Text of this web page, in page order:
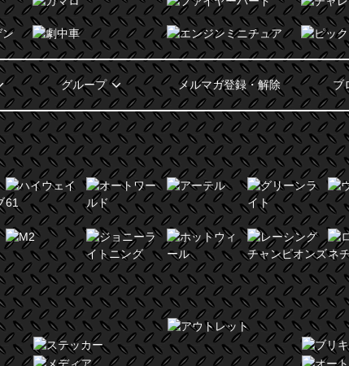
グループ メルマガ登録・解除 ブ